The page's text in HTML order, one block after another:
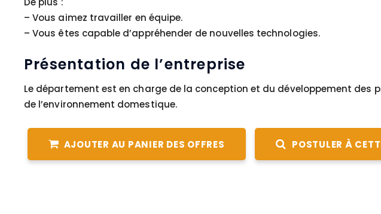
– Vous aimez travailler en équipe.
– Vous êtes capable d’appréhender de nouvelles technologies.
Présentation de l’entreprise
Le département est en charge de la conception et du développement des
de l’environnement domestique.
AJOUTER AU PANIER DES OFFRES POSTULER À